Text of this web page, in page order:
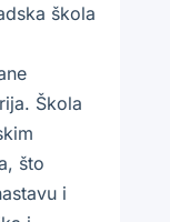
škola
Škola
što
i